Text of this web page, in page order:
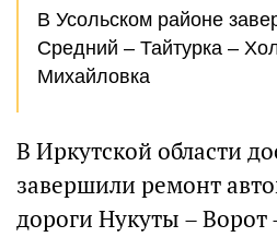
В Усольском районе
Средний – Тайтурка –
Михайловка
В Иркутской области
завершили ремонт
дороги Нукуты – Ворот